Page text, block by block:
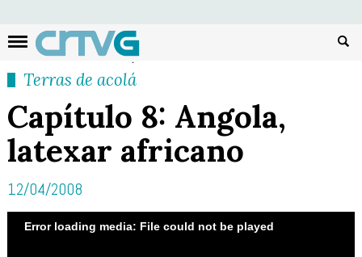
Terras de acolá
Capítulo 8: Angola,
latexar africano
12/04/2008
Error loading media: File could not be played